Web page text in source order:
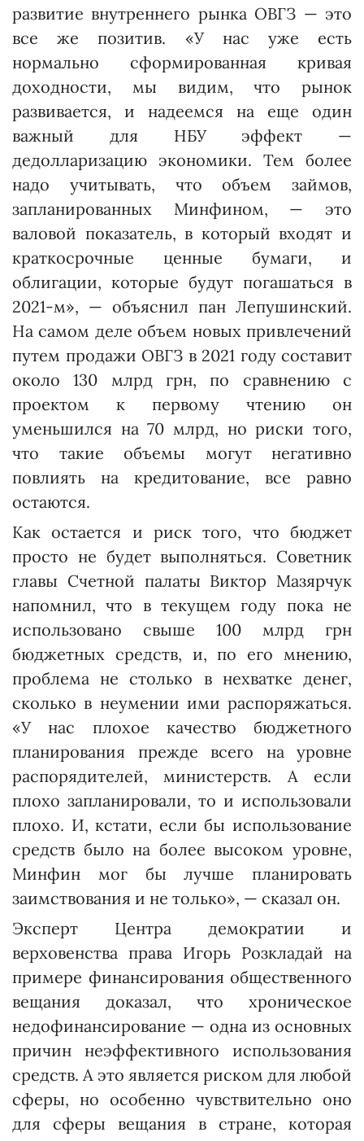
развитие внутреннего рынка ОВГЗ — это
все же позитив. «У нас уже есть
нормально сформированная кривая
доходности, мы видим, что рынок
развивается, и надеемся на еще один
важный для НБУ эффект —
дедолларизацию экономики. Тем более
надо учитывать, что объем займов,
запланированных Минфином, — это
валовой показатель, в который входят и
краткосрочные ценные бумаги, и
облигации, которые будут погашаться в
2021-м», — объяснил пан Лепушинский.
На самом деле объем новых привлечений
путем продажи ОВГЗ в 2021 году составит
около 130 млрд грн, по сравнению с
проектом к первому чтению он
уменьшился на 70 млрд, но риски того,
что такие объемы могут негативно
повлиять на кредитование, все равно
остаются.
Как остается и риск того, что бюджет
просто не будет выполняться. Советник
главы Счетной палаты Виктор Мазярчук
напомнил, что в текущем году пока не
использовано свыше 100 млрд грн
бюджетных средств, и, по его мнению,
проблема не столько в нехватке денег,
сколько в неумении ими распоряжаться.
«У нас плохое качество бюджетного
планирования прежде всего на уровне
распорядителей, министерств. А если
плохо запланировали, то и использовали
плохо. И, кстати, если бы использование
средств было на более высоком уровне,
Минфин мог бы лучше планировать
заимствования и не только», — сказал он.
Эксперт Центра демократии и
верховенства права Игорь Розкладай на
примере финансирования общественного
вещания доказал, что хроническое
недофинансирование — одна из основных
причин неэффективного использования
средств. А это является риском для любой
сферы, но особенно чувствительно оно
для сферы вещания в стране, которая